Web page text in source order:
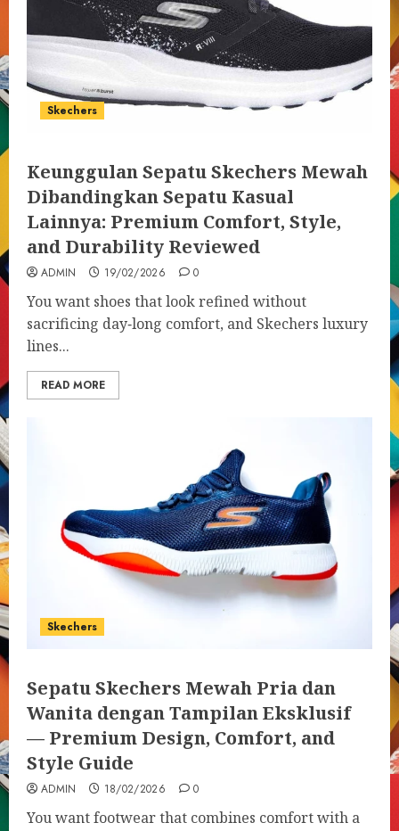
Skechers
Keunggulan Sepatu Skechers Mewah
Dibandingkan Sepatu Kasual
Lainnya: Premium Comfort, Style,
and Durability Reviewed
ADMIN 19/02/2026 0
You want shoes that look refined without
sacrificing day‑long comfort, and Skechers luxury
lines...
READ MORE
Skechers
Sepatu Skechers Mewah Pria dan
Wanita dengan Tampilan Eksklusif
— Premium Design, Comfort, and
Style Guide
ADMIN 18/02/2026 0
You want footwear that combines comfort with a